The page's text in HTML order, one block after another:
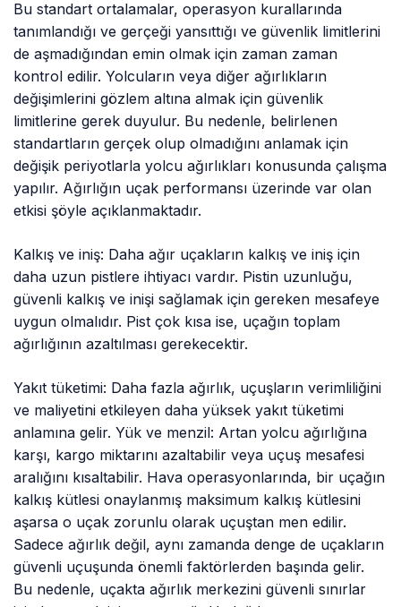
Bu standart ortalamalar, operasyon kurallarında
tanımlandığı ve gerçeği yansıttığı ve güvenlik limitlerini
de aşmadığından emin olmak için zaman zaman
kontrol edilir. Yolcuların veya diğer ağırlıkların
değişimlerini gözlem altına almak için güvenlik
limitlerine gerek duyulur. Bu nedenle, belirlenen
standartların gerçek olup olmadığını anlamak için
değişik periyotlarla yolcu ağırlıkları konusunda çalışma
yapılır. Ağırlığın uçak performansı üzerinde var olan
etkisi şöyle açıklanmaktadır.
Kalkış ve iniş: Daha ağır uçakların kalkış ve iniş için
daha uzun pistlere ihtiyacı vardır. Pistin uzunluğu,
güvenli kalkış ve inişi sağlamak için gereken mesafeye
uygun olmalıdır. Pist çok kısa ise, uçağın toplam
ağırlığının azaltılması gerekecektir.
Yakıt tüketimi: Daha fazla ağırlık, uçuşların verimliliğini
ve maliyetini etkileyen daha yüksek yakıt tüketimi
anlamına gelir. Yük ve menzil: Artan yolcu ağırlığına
karşı, kargo miktarını azaltabilir veya uçuş mesafesi
aralığını kısaltabilir. Hava operasyonlarında, bir uçağın
kalkış kütlesi onaylanmış maksimum kalkış kütlesini
aşarsa o uçak zorunlu olarak uçuştan men edilir.
Sadece ağırlık değil, aynı zamanda denge de uçakların
güvenli uçuşunda önemli faktörlerden başında gelir.
Bu nedenle, uçakta ağırlık merkezini güvenli sınırlar